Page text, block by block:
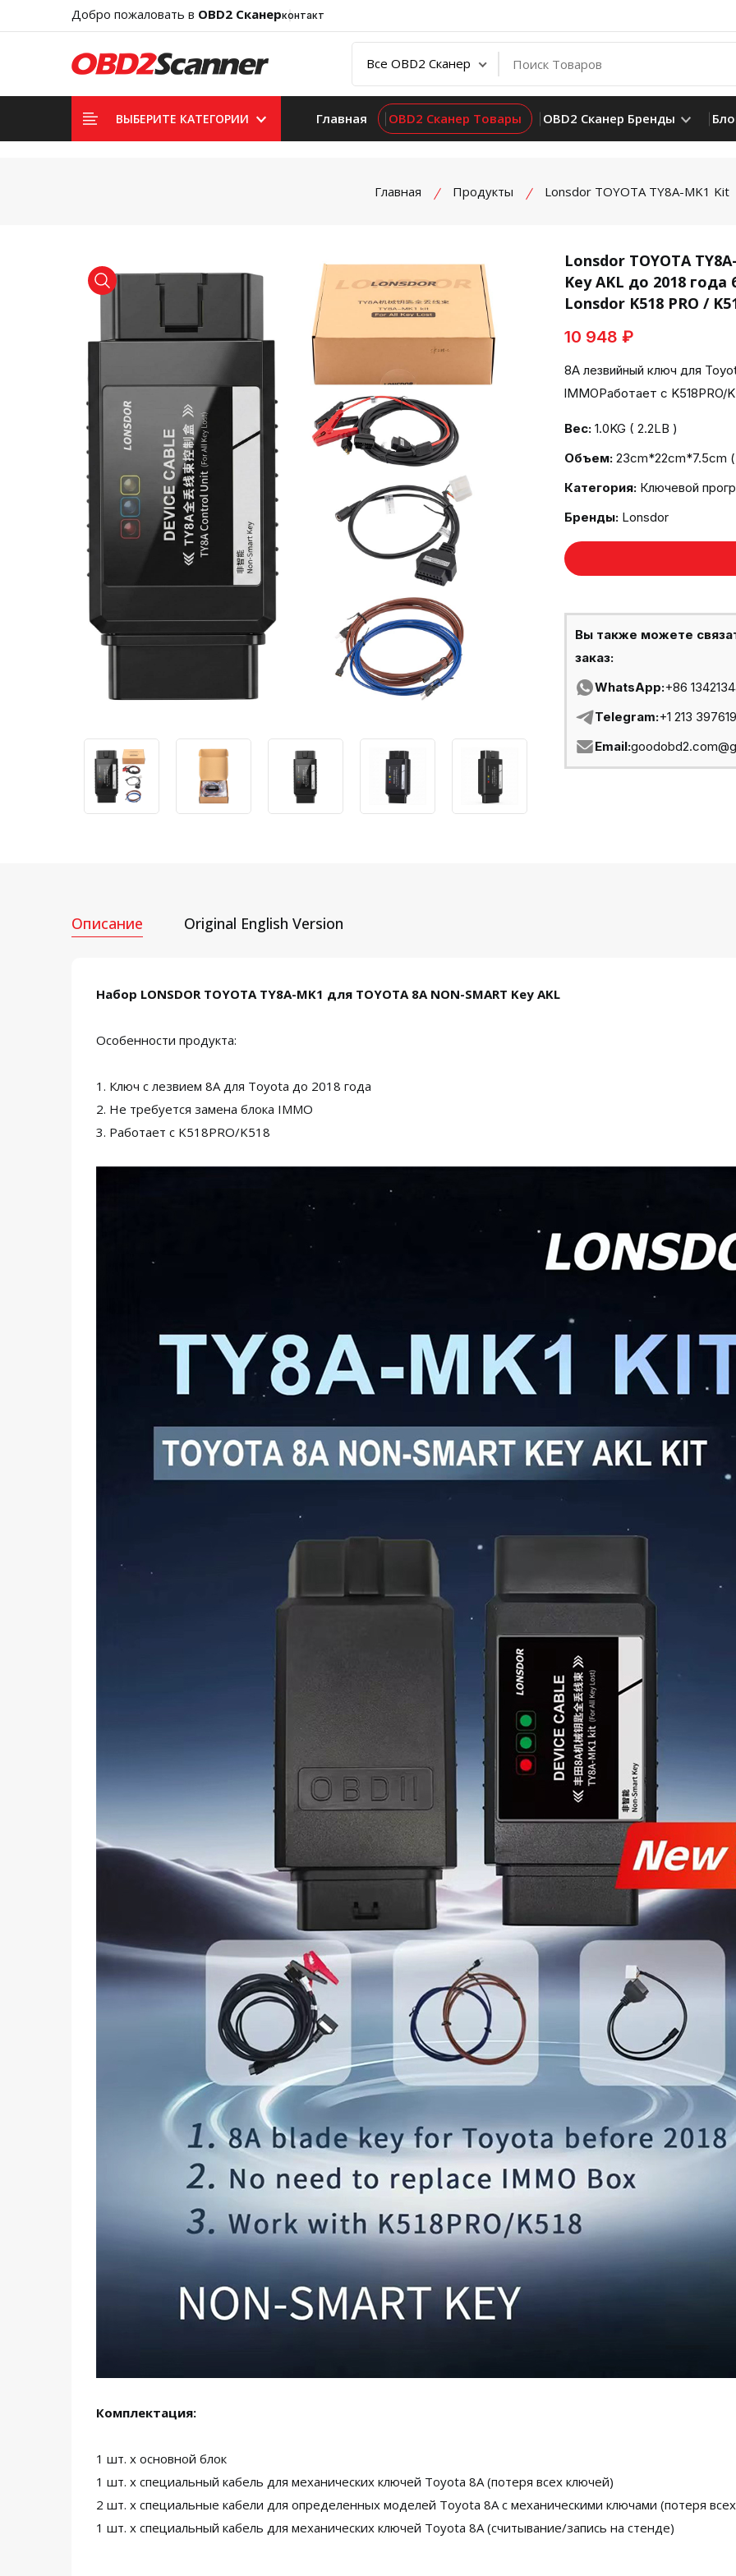
Добро пожаловать в OBD2 Сканерконтакт
ВЫБЕРИТЕ КАТЕГОРИИ Главная OBD2 Сканер Товары OBD2 Сканер Бренды
Главная Продукты Lonsdor TOYOTA TY8A-MK1 Kit
product view product view
Lonsdor TOYOTA
Key AKL до 2018
Lonsdor K518 PRO /
10 948 ₽
8A лезвийный ключ для
lMMOРаботает с K518PRO/
Вес: 1.0KG ( 2.2LB )
Объем: 23cm*22cm*7.5cm
Категория: Ключевой
Бренды: Lonsdor
Вы также можете
заказ:
WhatsApp:+86
Telegram:+1 213
Email:
Описание Original English Version
Набор LONSDOR TOYOTA TY8A-MK1 для TOYOTA 8A NON-SMART Key AKL
Особенности продукта:
1. Ключ с лезвием 8A для Toyota до 2018 года
2. Не требуется замена блока IMMO
3. Работает с K518PRO/K518
Комплектация:
1 шт. x основной блок
1 шт. x специальный кабель для механических ключей Toyota 8A (потеря всех ключей)
2 шт. x специальные кабели для определенных моделей Toyota 8A с механическими ключами (потеря
1 шт. x специальный кабель для механических ключей Toyota 8A (считывание/запись на стенде)